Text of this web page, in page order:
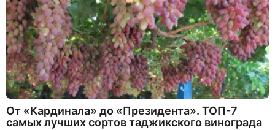
От «Кардинала» до «Президента». ТОП-7
самых лучших сортов таджикского винограда